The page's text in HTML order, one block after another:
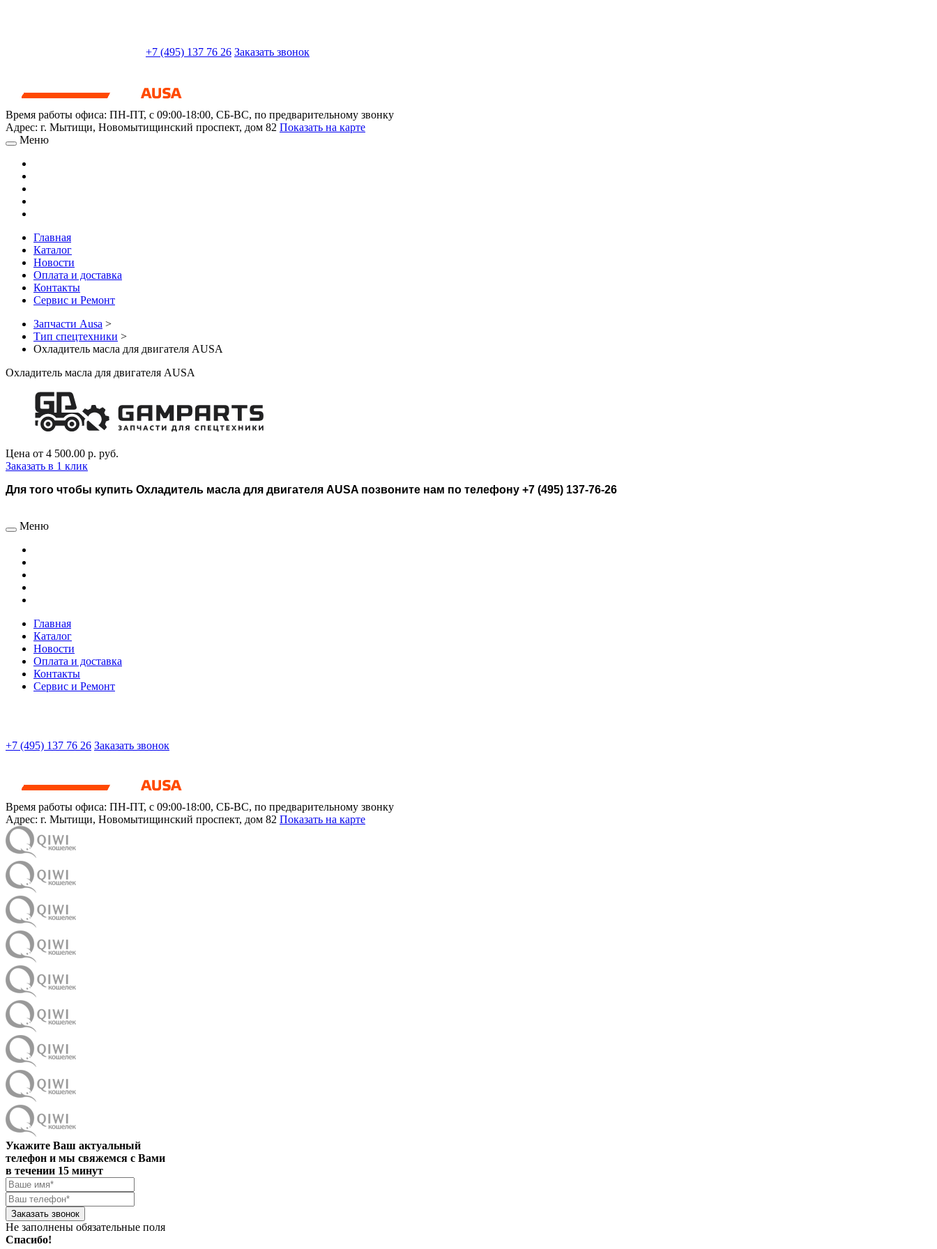
+7 (495) 137 76 26 Заказать звонок
Время работы офиса: ПН-ПТ, с 09:00-18:00, СБ-ВС, по предварительному звонку
Адрес: г. Мытищи, Новомытищинский проспект, дом 82 Показать на карте
Меню
Главная
Каталог
Новости
Оплата и доставка
Контакты
Сервис и Ремонт
Запчасти Ausa >
Тип спецтехники >
Охладитель масла для двигателя AUSA
Охладитель масла для двигателя AUSA
Цена от 4 500.00 р. руб.
Заказать в 1 клик
Для того чтобы купить Охладитель масла для двигателя AUSA позвоните нам по телефону +7 (495) 137-76-26
Меню
Главная
Каталог
Новости
Оплата и доставка
Контакты
Сервис и Ремонт
+7 (495) 137 76 26 Заказать звонок
Время работы офиса: ПН-ПТ, с 09:00-18:00, СБ-ВС, по предварительному звонку
Адрес: г. Мытищи, Новомытищинский проспект, дом 82 Показать на карте
Укажите Ваш актуальный
телефон и мы свяжемся с Вами
в течении 15 минут
Заказать звонок
Не заполнены обязательные поля
Спасибо!